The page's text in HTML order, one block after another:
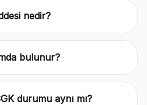
nedir?
bulunur?
durumu aynı mı?